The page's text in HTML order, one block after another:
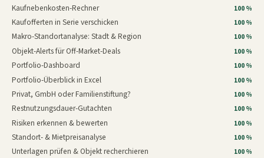
Kaufnebenkosten-Rechner 100 %
Kaufofferten in Serie verschicken 100 %
Makro-Standortanalyse: Stadt & Region 100 %
Objekt-Alerts für Off-Market-Deals 100 %
Portfolio-Dashboard 100 %
Portfolio-Überblick in Excel 100 %
Privat, GmbH oder Familienstiftung? 100 %
Restnutzungsdauer-Gutachten 100 %
Risiken erkennen & bewerten 100 %
Standort- & Mietpreisanalyse 100 %
Unterlagen prüfen & Objekt recherchieren 100 %